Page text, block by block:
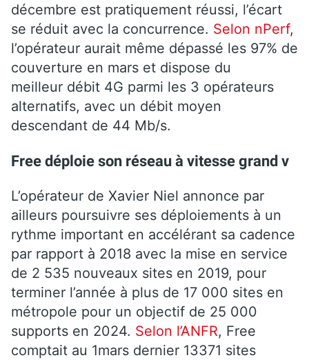
décembre est pratiquement réussi, l’écart
se réduit avec la concurrence. Selon nPerf,
l’opérateur aurait même dépassé les 97% de
couverture en mars et dispose du
meilleur débit 4G parmi les 3 opérateurs
alternatifs, avec un débit moyen
descendant de 44 Mb/s.
Free déploie son réseau à vitesse grand v
L’opérateur de Xavier Niel annonce par
ailleurs poursuivre ses déploiements à un
rythme important en accélérant sa cadence
par rapport à 2018 avec la mise en service
de 2 535 nouveaux sites en 2019, pour
terminer l’année à plus de 17 000 sites en
métropole pour un objectif de 25 000
supports en 2024. Selon l’ANFR, Free
comptait au 1mars dernier 13371 sites